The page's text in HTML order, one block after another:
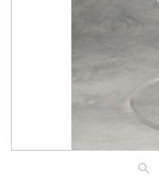
search